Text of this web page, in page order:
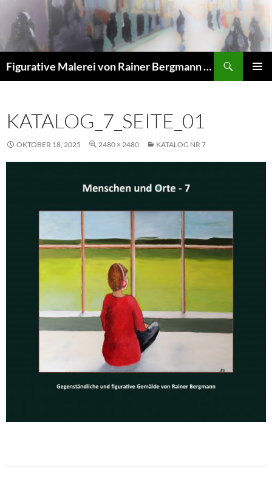
Inhalt
springen
Figurative Malerei von Rainer Bergmann M.A.
KATALOG_7_SEITE_01
OKTOBER 18, 2025 2480 × 2480 KATALOG NR 7